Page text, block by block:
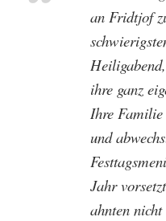
an Fridtjof
ihre ganz
Ihre Familie
und
Jahr
ahnten